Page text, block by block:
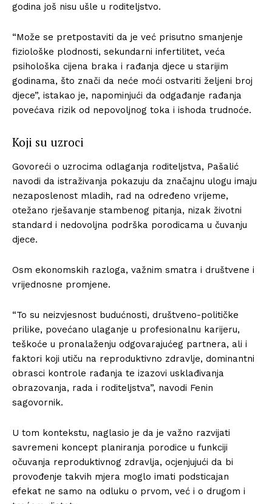
godina još nisu ušle u roditeljstvo.
“Može se pretpostaviti da je već prisutno smanjenje
fiziološke plodnosti, sekundarni infertilitet, veća
psihološka cijena braka i rađanja djece u starijim
godinama, što znači da neće moći ostvariti željeni broj
djece”, istakao je, napominjući da odgađanje rađanja
povećava rizik od nepovoljnog toka i ishoda trudnoće.
Koji su uzroci
Govoreći o uzrocima odlaganja roditeljstva, Pašalić
navodi da istraživanja pokazuju da značajnu ulogu imaju
nezaposlenost mladih, rad na određeno vrijeme,
otežano rješavanje stambenog pitanja, nizak životni
standard i nedovoljna podrška porodicama u čuvanju
djece.
Osm ekonomskih razloga, važnim smatra i društvene i
vrijednosne promjene.
“To su neizvjesnost budućnosti, društveno-političke
prilike, povećano ulaganje u profesionalnu karijeru,
teškoće u pronalaženju odgovarajućeg partnera, ali i
faktori koji utiču na reproduktivno zdravlje, dominantni
obrasci kontrole rađanja te izazovi usklađivanja
obrazovanja, rada i roditeljstva”, navodi Fenin
sagovornik.
U tom kontekstu, naglasio je da je važno razvijati
savremeni koncept planiranja porodice u funkciji
očuvanja reproduktivnog zdravlja, ocjenjujući da bi
provođenje takvih mjera moglo imati podsticajan
efekat ne samo na odluku o prvom, već i o drugom i